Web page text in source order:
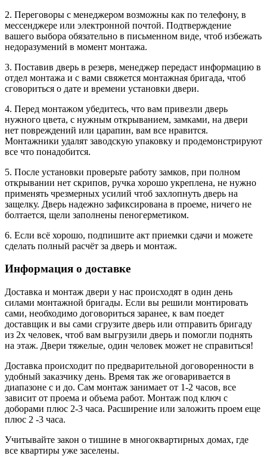
2. Переговоры с менеджером возможны как по телефону, в
мессенджере или электронной почтой. Подтверждение
вашего выбора обязательно в письменном виде, чтоб избежать
недоразумений в момент монтажа.
3. Поставив дверь в резерв, менеджер передаст информацию в
отдел монтажа и с вами свяжется монтажная бригада, чтоб
сговориться о дате и времени установки двери.
4. Перед монтажом убедитесь, что вам привезли дверь
нужного цвета, с нужным открыванием, замками, на двери
нет повреждений или царапин, вам все нравится.
Монтажники удалят заводскую упаковку и продемонстрируют
все что понадобится.
5. После установки проверьте работу замков, при полном
открывании нет скрипов, ручка хорошо укреплена, не нужно
применять чрезмерных усилий чтоб захлопнуть дверь на
защелку. Дверь надежно зафиксирована в проеме, ничего не
болтается, щели заполнены пеногерметиком.
6. Если всё хорошо, подпишите акт приемки сдачи и можете
сделать полный расчёт за дверь и монтаж.
Информация о доставке
Доставка и монтаж двери у нас происходят в один день
силами монтажной бригады. Если вы решили монтировать
сами, необходимо договориться заранее, к вам поедет
доставщик и вы сами сгрузите дверь или отправить бригаду
из 2х человек, чтоб вам выгрузили дверь и помогли поднять
на этаж. Двери тяжелые, один человек может не справиться!
Доставка происходит по предварительной договоренности в
удобный заказчику день. Время так же оговаривается в
диапазоне с и до. Сам монтаж занимает от 1-2 часов, все
зависит от проема и объема работ. Монтаж под ключ с
доборами плюс 2-3 часа. Расширение или заложить проем еще
плюс 2 -3 часа.
Учитывайте закон о тишине в многоквартирных домах, где
все квартиры уже заселены.